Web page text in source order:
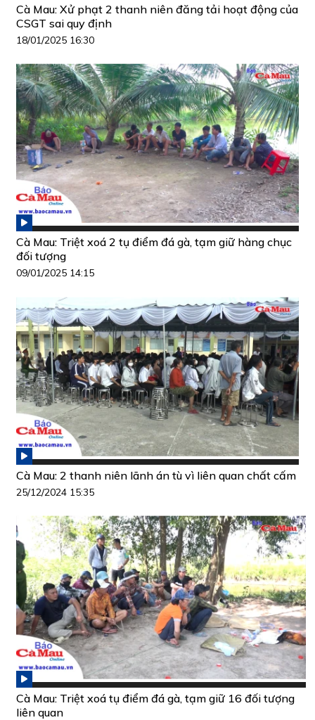
Cà Mau: Xử phạt 2 thanh niên đăng tải hoạt động của
CSGT sai quy định
18/01/2025 16:30
Cà Mau: Triệt xoá 2 tụ điểm đá gà, tạm giữ hàng chục
đối tượng
09/01/2025 14:15
Cà Mau: 2 thanh niên lãnh án tù vì liên quan chất cấm
25/12/2024 15:35
Cà Mau: Triệt xoá tụ điểm đá gà, tạm giữ 16 đối tượng
liên quan